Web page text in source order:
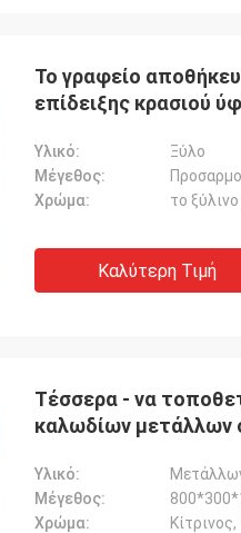
Fernando
μια αίθουσα εκθέσεως για τα
αγαθά. Με βοηθήστε για να το
αργότερα.
Το γραφείο
επίδειξης κρασιού
Υλικό:
Ξύλο
Μέγεθος:
Χρώμα:
το
Καλύτερη Τιμή
Τέσσερα - να
καλωδίων μετάλλων
Υλικό:
Μέγεθος:
Χρώμα: